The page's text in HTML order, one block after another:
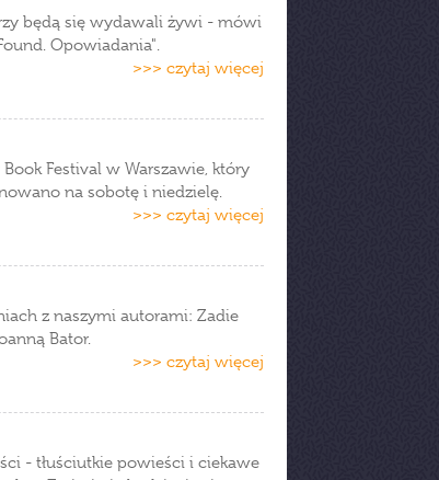
będą się wydawali żywi - mówi
Opowiadania".
>>> czytaj więcej
Festival w Warszawie, który
na sobotę i niedzielę.
>>> czytaj więcej
z naszymi autorami: Zadie
Bator.
>>> czytaj więcej
- tłuściutkie powieści i ciekawe